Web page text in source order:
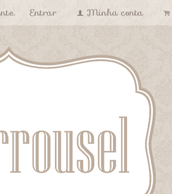
Entrar f Minha conta .